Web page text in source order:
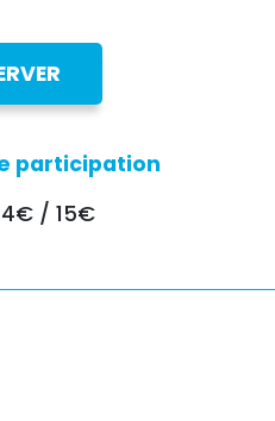
participation
/ 15€